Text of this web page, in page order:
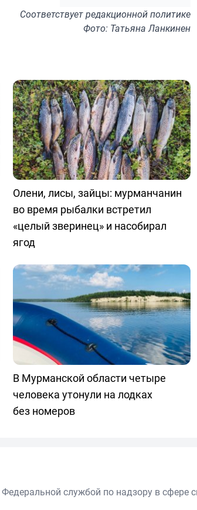
Соответствуетредакционной политике
Фото: Татьяна Ланкинен
Олени, лисы, зайцы: мурманчанин
во время рыбалки встретил
«целый зверинец» и насобирал
ягод
В Мурманской области четыре
человека утонули на лодках
без номеров
службой по надзору в сфере